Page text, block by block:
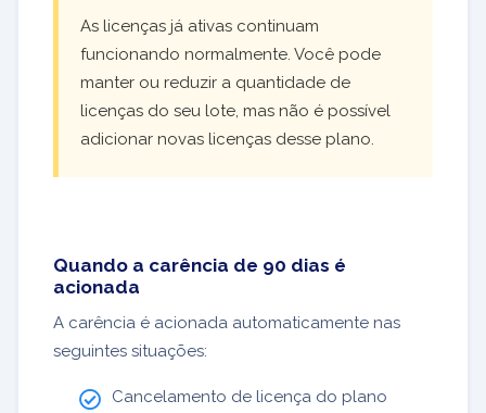
As licenças já ativas continuam
funcionando normalmente. Você pode
manter ou reduzir a quantidade de
licenças do seu lote, mas não é possível
adicionar novas licenças desse plano.
Quando a carência de 90 dias é
acionada
A carência é acionada automaticamente nas
seguintes situações:
Cancelamento de licença do plano